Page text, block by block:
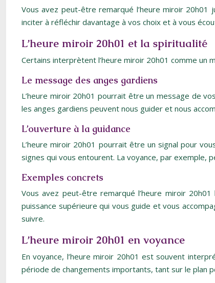
Vous avez peut-être remarqué l’heure miroir
inciter à réfléchir davantage à vos choix et à vous
L’heure miroir 20h01 et la spiritualité
Certains interprètent l’heure miroir 20h01 comme un
Le message des anges gardiens
L’heure miroir 20h01 pourrait être un message de
les anges gardiens peuvent nous guider et nous
L’ouverture à la guidance
L’heure miroir 20h01 pourrait être un signal pour
signes qui vous entourent. La voyance, par exemple,
Exemples concrets
Vous avez peut-être remarqué l’heure miroir
puissance supérieure qui vous guide et vous
suivre.
L’heure miroir 20h01 en voyance
En voyance, l’heure miroir 20h01 est souvent
période de changements importants, tant sur le plan